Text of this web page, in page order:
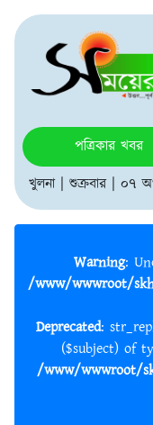
পত্রিকার খবর
খুলনা | শুক্রবার | ০৭
Warning :
/www/wwwroot/
Deprecated: str_replace(): Passing null to parameter #3
($subject) of
/www/wwwroot/